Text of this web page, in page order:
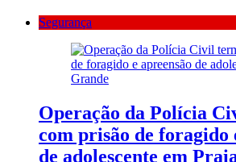
Segurança
Operação da Polícia
com prisão de foragido
de adolescente em